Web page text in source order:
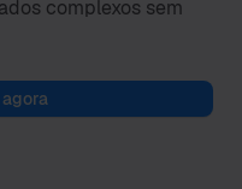
complexos sem